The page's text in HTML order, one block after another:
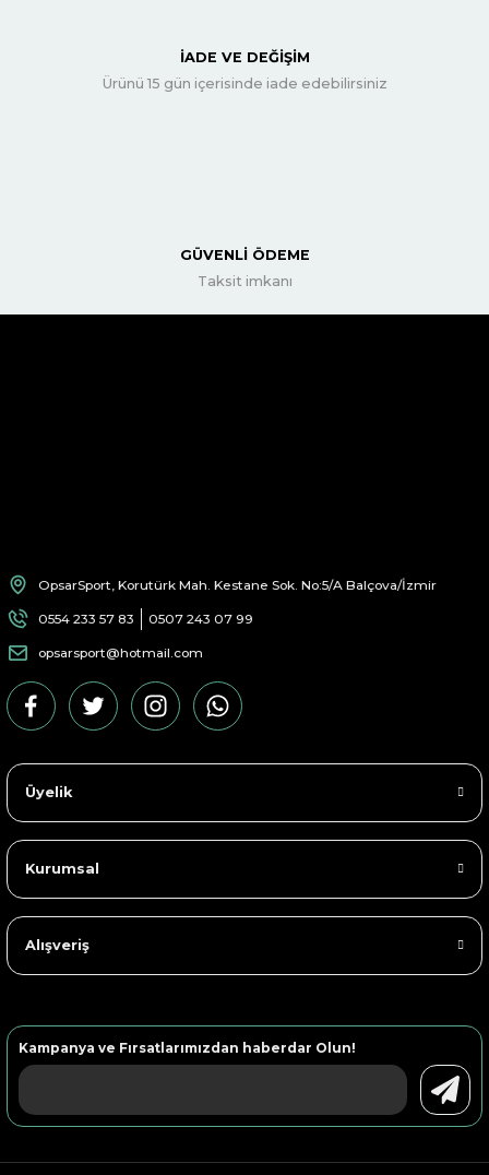
İADE VE DEĞİŞİM
Ürünü 15 gün içerisinde iade edebilirsiniz
GÜVENLİ ÖDEME
Taksit imkanı
OpsarSport, Korutürk Mah. Kestane Sok. No:5/A Balçova/İzmir
0554 233 57 83 0507 243 07 99
opsarsport@hotmail.com
Üyelik
Kurumsal
Alışveriş
Kampanya ve Fırsatlarımızdan haberdar Olun!